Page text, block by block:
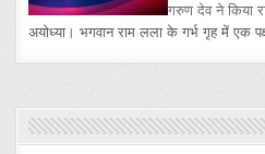
गरुण देव ने किया
अयोध्या। भगवान राम लला के गर्भ गृह में एक